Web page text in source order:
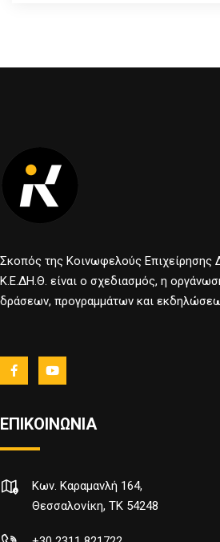
Σκοπός της Κοινωφελούς Επιχείρησης
Κ.Ε.ΔΗ.Θ. είναι ο σχεδιασμός, η
δράσεων, προγραμμάτων και
ΕΠΙΚΟΙΝΩΝΙΑ
Κων. Καραμανλή 164,
Θεσσαλονίκη, TK 54248